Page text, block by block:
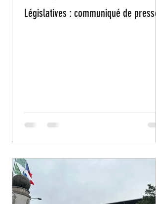
Législatives : communiqué de presse